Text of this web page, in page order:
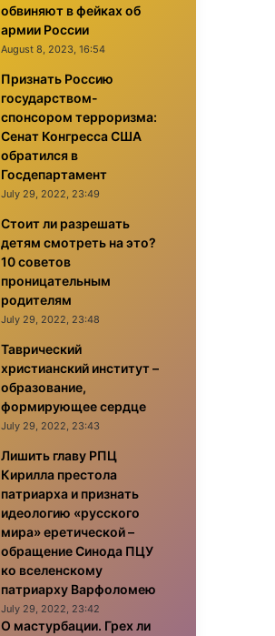
обвиняют в фейках об
армии России
August 8, 2023, 16:54
Признать Россию
государством-
спонсором терроризма:
Сенат Конгресса США
обратился в
Госдепартамент
July 29, 2022, 23:49
Стоит ли разрешать
детям смотреть на это?
10 советов
проницательным
родителям
July 29, 2022, 23:48
Таврический
христианский институт –
образование,
формирующее сердце
July 29, 2022, 23:43
Лишить главу РПЦ
Кирилла престола
патриарха и признать
идеологию «русского
мира» еретической –
обращение Синода ПЦУ
ко вселенскому
патриарху Варфоломею
July 29, 2022, 23:42
О мастурбации. Грех ли